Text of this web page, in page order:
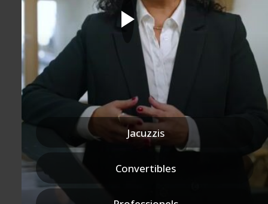
collections ?
Inscrivez-vous à
notre newsletter.